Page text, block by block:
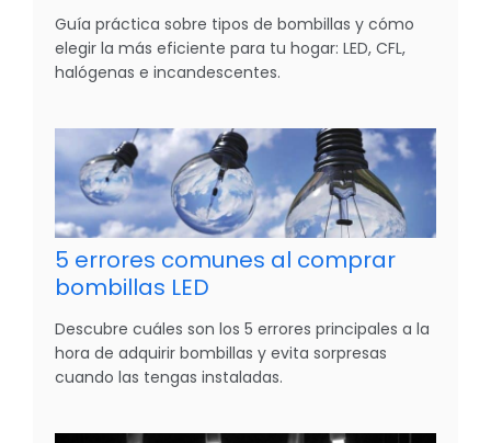
Guía práctica sobre tipos de bombillas y cómo
elegir la más eficiente para tu hogar: LED, CFL,
halógenas e incandescentes.
5 errores comunes al comprar
bombillas LED
Descubre cuáles son los 5 errores principales a la
hora de adquirir bombillas y evita sorpresas
cuando las tengas instaladas.